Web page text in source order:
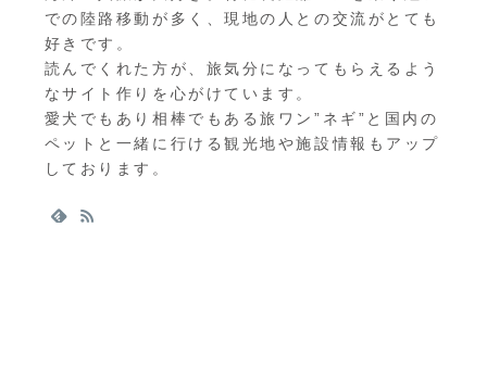
での陸路移動が多く、現地の人との交流がとても
好きです。
読んでくれた方が、旅気分になってもらえるよう
なサイト作りを心がけています。
愛犬でもあり相棒でもある旅ワン”ネギ”と国内の
ペットと一緒に行ける観光地や施設情報もアップ
しております。